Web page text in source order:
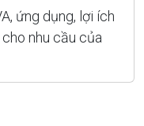
ứng dụng, lợi ích
nhu cầu của